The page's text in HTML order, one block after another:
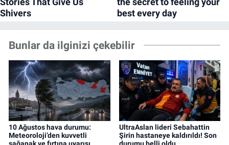
Bunlar da ilginizi çekebilir
10 Ağustos hava durumu:
Meteoroloji’den kuvvetli
UltraAslan lideri Sebahattin
Şirin hastaneye kaldırıldı! Son